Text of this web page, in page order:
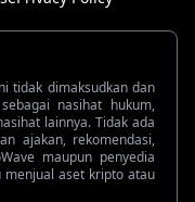
tidak dimaksudkan dan
nasihat hukum,
lainnya. Tidak ada
ajakan, rekomendasi,
maupun penyedia
menjual aset kripto atau